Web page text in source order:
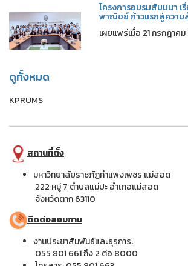
โครงการอบรมสัมมนา เ
พาณิชย์ ก้าวแรกสู่ความส
เผยแพร่เมื่อ 21 กรกฎาค
ดูทั้งหมด
KPRUMS
สถานที่ตั้ง
มหาวิทยาลัยราชภัฏกำแพงเพชร แม่สอด
222 หมู่ 7 ตำบลแม่ปะ อำเภอแม่สอด
จังหวัดตาก 63110
ติดต่อสอบถาม
งานประชาสัมพันธ์และธุรการ:
055 801 661 ถึง 2 ต่อ 8000